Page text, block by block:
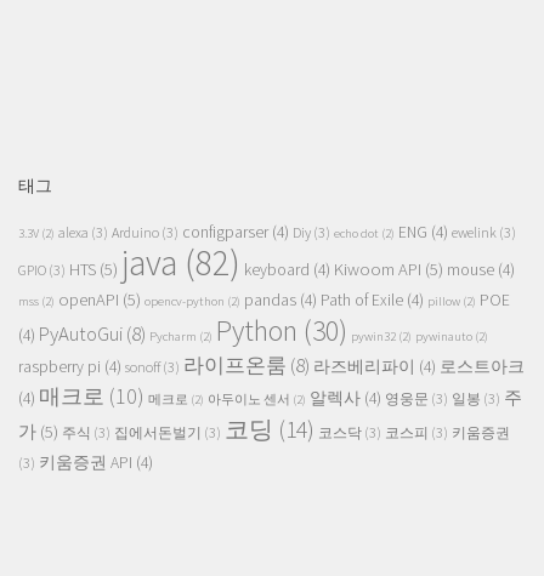
태그
3.3V (2) alexa (3) Arduino (3) configparser(4) Diy (3) echo dot (2) ENG (4) ewelink (3)
GPIO (3) HTS (5) java (82) keyboard (4) Kiwoom API (5) mouse (4)
mss (2) openAPI (5) opencv-python (2) pandas (4) Path of Exile (4) pillow (2) POE
(4) PyAutoGui(8) Pycharm (2) Python (30) pywin32 (2) pywinauto (2)
raspberry pi (4) sonoff(3) 라이프온룸 (8) 라즈베리파이 (4) 로스트아크
(4) 매크로 (10) 메크로 (2) 아두이노 센서 (2) 알렉사 (4) 영웅문 (3) 일봉 (3) 주
가 (5) 주식 (3) 집에서돈벌기 (3) 코딩 (14) 코스닥 (3) 코스피 (3) 키움증권
(3) 키움증권 API (4)